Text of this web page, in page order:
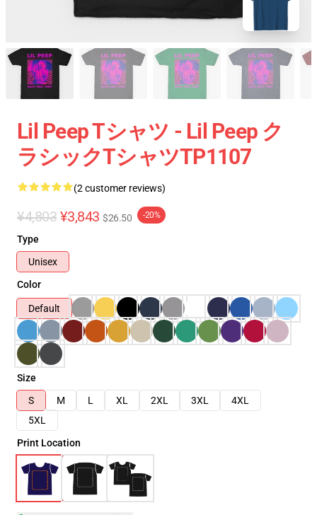
Lil Peep Tシャツ - Lil Peep ク
ラシックTシャツTP1107
(2 customer reviews)
¥4,803 ¥3,843 $26.50 -20%
Type
Unisex
Color
Default
Size
S
M L XL 2XL 3XL
4XL
5XL
Print Location